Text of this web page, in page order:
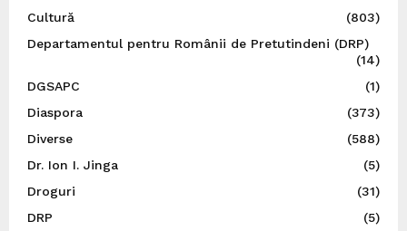
Cultură
(803)
Departamentul pentru Românii de Pretutindeni (DRP)
(14)
DGSAPC
(1)
Diaspora
(373)
Diverse
(588)
Dr. Ion I. Jinga
(5)
Droguri
(31)
DRP
(5)